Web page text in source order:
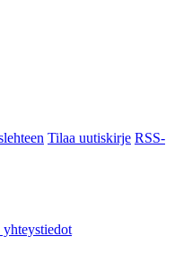
Tilaa uutiskirje RSS-